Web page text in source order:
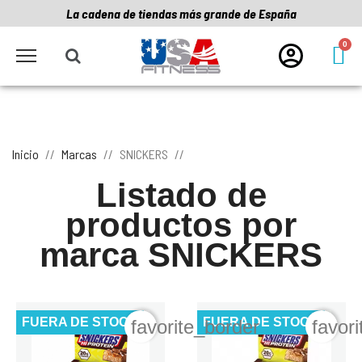
La cadena de tiendas más grande de España
Inicio Marcas SNICKERS
Listado de
productos por
marca SNICKERS
FUERA DE STOCKfavorite_borderFUERA DE STOCK